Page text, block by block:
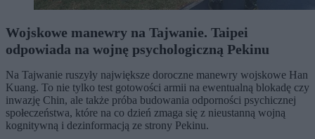
Wojskowe manewry na Tajwanie. Taipei
odpowiada na wojnę psychologiczną Pekinu
Na Tajwanie ruszyły największe doroczne manewry wojskowe Han
Kuang. To nie tylko test gotowości armii na ewentualną blokadę czy
inwazję Chin, ale także próba budowania odporności psychicznej
społeczeństwa, które na co dzień zmaga się z nieustanną wojną
kognitywną i dezinformacją ze strony Pekinu.